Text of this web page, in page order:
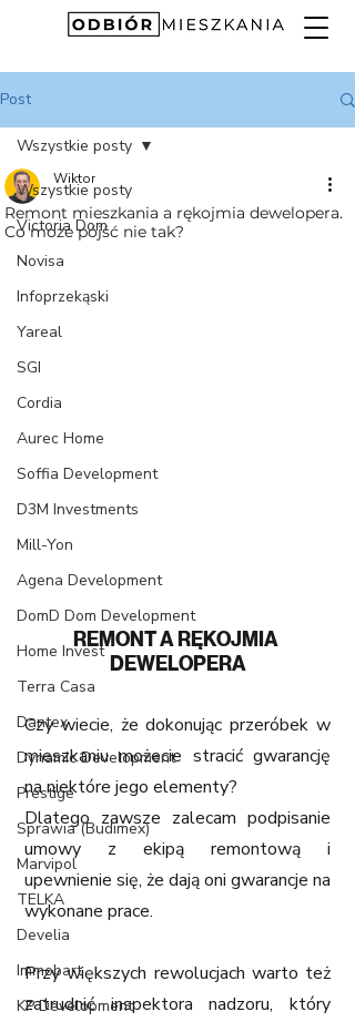
Post
Wszystkie posty
Victoria Dom
Novisa
Infoprzekąski
Yareal
SGI
Cordia
Aurec Home
Soffia Development
D3M Investments
Mill-Yon
Agena Development
DomD Dom Development
Home Invest
Terra Casa
Dantex
Dynamic Development
Prestige
Sprawia (Budimex)
Marvipol
TELKA
Develia
Immobart
KP Development
Wszystkie posty
Remont mieszkania a rękojmia dewelopera.
Co może pójść nie tak?
Wiktor
REMONT A RĘKOJMIA
DEWELOPERA
Czy wiecie, że dokonując przeróbek w
mieszkaniu możecie stracić gwarancję
na niektóre jego elementy?
Dlatego zawsze zalecam podpisanie
umowy z ekipą remontową i
upewnienie się, że dają oni gwarancje na
wykonane prace.
Przy większych rewolucjach warto też
zatrudnić inspektora nadzoru, który